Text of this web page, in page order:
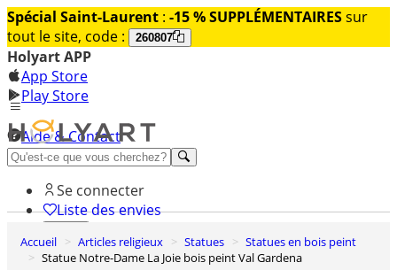
Spécial Saint-Laurent : -15 % SUPPLÉMENTAIRESsur
tout le site, code :
260807
Holyart APP
App Store
Play Store
Aide & Contact
Découvrez Premium
Se connecter
Liste des envies
0
Panier
Accueil Articles religieux Statues
Statues en bois peint
Statue Notre-Dame La Joie bois peint Val Gardena